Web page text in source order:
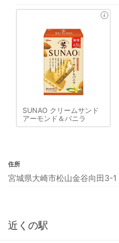
SUNAO クリームサンド
アーモンド＆バニラ
住所
宮城県大崎市松山金谷向田3-1
近くの駅